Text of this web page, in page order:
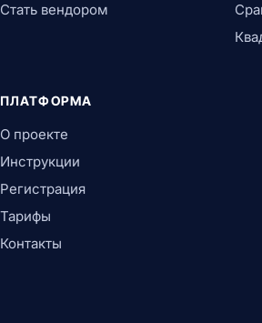
Стать вендором
ПЛАТФОРМА
О проекте
Инструкции
Регистрация
Тарифы
Контакты